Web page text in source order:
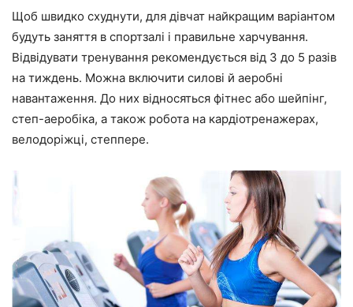
Щоб швидко схуднути, для дівчат найкращим варіантом
будуть заняття в спортзалі і правильне харчування.
Відвідувати тренування рекомендується від 3 до 5 разів
на тиждень. Можна включити силові й аеробні
навантаження. До них відносяться фітнес або шейпінг,
степ-аеробіка, а також робота на кардіотренажерах,
велодоріжці, степпере.